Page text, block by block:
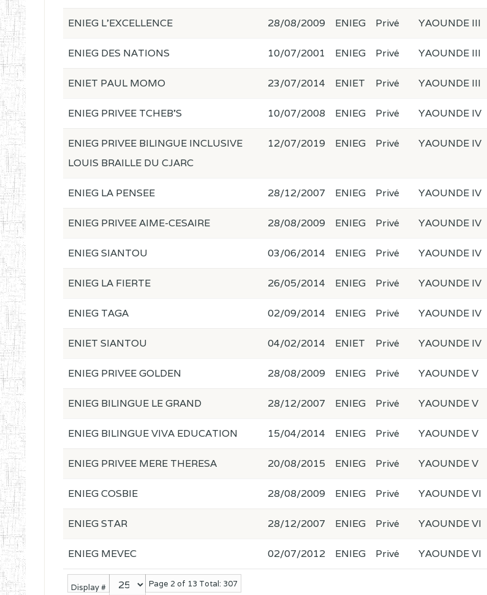
Display # Page 2 of 13 Total: 307
ENIEG L'EXCELLENCE 28/08/2009 ENIEG Privé YAOUNDE III
ENIEG DES NATIONS 10/07/2001 ENIEG Privé YAOUNDE III
ENIET PAUL MOMO 23/07/2014 ENIET Privé YAOUNDE III
ENIEG PRIVEE TCHEB'S 10/07/2008 ENIEG Privé YAOUNDE IV
ENIEG PRIVEE BILINGUE INCLUSIVE
LOUIS BRAILLE DU CJARC
12/07/2019 ENIEG Privé YAOUNDE IV
ENIEG LA PENSEE 28/12/2007 ENIEG Privé YAOUNDE IV
ENIEG PRIVEE AIME-CESAIRE 28/08/2009 ENIEG Privé YAOUNDE IV
ENIEG SIANTOU 03/06/2014 ENIEG Privé YAOUNDE IV
ENIEG LA FIERTE 26/05/2014 ENIEG Privé YAOUNDE IV
ENIEG TAGA 02/09/2014 ENIEG Privé YAOUNDE IV
ENIET SIANTOU 04/02/2014 ENIET Privé YAOUNDE IV
ENIEG PRIVEE GOLDEN 28/08/2009 ENIEG Privé YAOUNDE V
ENIEG BILINGUE LE GRAND 28/12/2007 ENIEG Privé YAOUNDE V
ENIEG BILINGUE VIVA EDUCATION 15/04/2014 ENIEG Privé YAOUNDE V
ENIEG PRIVEE MERE THERESA 20/08/2015 ENIEG Privé YAOUNDE V
ENIEG COSBIE 28/08/2009 ENIEG Privé YAOUNDE VI
ENIEG STAR 28/12/2007 ENIEG Privé YAOUNDE VI
ENIEG MEVEC 02/07/2012 ENIEG Privé YAOUNDE VI